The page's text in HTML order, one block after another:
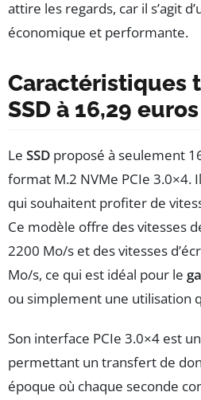
attire les regards, car il s’agit
économique et performante.
Caractéristiques
SSD à 16,29 euros
Le SSD proposé à seulement
format M.2 NVMe PCIe 3.0×4.
qui souhaitent profiter de
Ce modèle offre des vitesses
2200 Mo/s et des vitesses
Mo/s, ce qui est idéal pour le
ou simplement une utilisation
Son interface PCIe 3.0×4 est
permettant un transfert de
époque où chaque seconde